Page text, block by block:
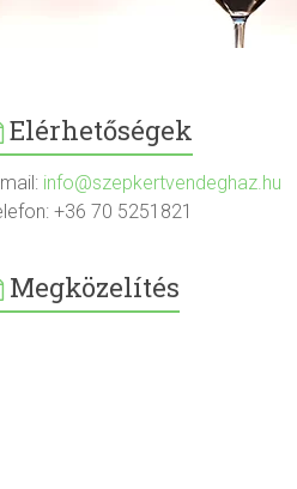
Elérhetőségek
info@szepkertvendeghaz.hu
+36 70 5251821
Megközelítés